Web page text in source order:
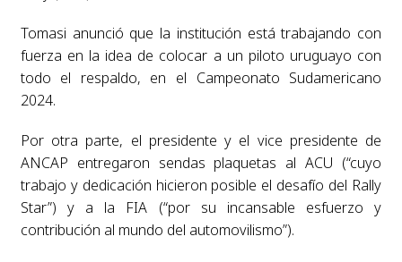
Tomasi anunció que la institución está trabajando con
fuerza en la idea de colocar a un piloto uruguayo con
todo el respaldo, en el Campeonato Sudamericano
2024.
Por otra parte, el presidente y el vice presidente de
ANCAP entregaron sendas plaquetas al ACU (“cuyo
trabajo y dedicación hicieron posible el desafío del Rally
Star”) y a la FIA (“por su incansable esfuerzo y
contribución al mundo del automovilismo”).